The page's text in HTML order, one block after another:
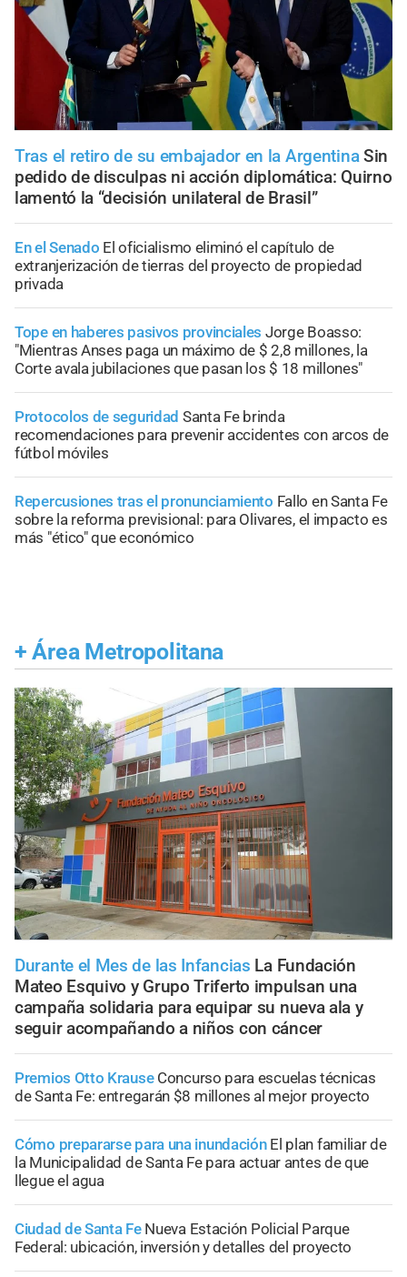
Tras el retiro de su embajador en la Argentina Sin
pedido de disculpas ni acción diplomática: Quirno
lamentó la “decisión unilateral de Brasil”
En el Senado El oficialismo eliminó el capítulo de
extranjerización de tierras del proyecto de propiedad
privada
Tope en haberes pasivos provinciales Jorge Boasso:
"Mientras Anses paga un máximo de $ 2,8 millones, la
Corte avala jubilaciones que pasan los $ 18 millones"
Protocolos de seguridad Santa Fe brinda
recomendaciones para prevenir accidentes con arcos de
fútbol móviles
Repercusiones tras el pronunciamiento Fallo en Santa Fe
sobre la reforma previsional: para Olivares, el impacto es
más "ético" que económico
+ Área Metropolitana
Durante el Mes de las Infancias La Fundación
Mateo Esquivo y Grupo Triferto impulsan una
campaña solidaria para equipar su nueva ala y
seguir acompañando a niños con cáncer
Premios Otto Krause Concurso para escuelas técnicas
de Santa Fe: entregarán $8 millones al mejor proyecto
Cómo prepararse para una inundación El plan familiar de
la Municipalidad de Santa Fe para actuar antes de que
llegue el agua
Ciudad de Santa Fe Nueva Estación Policial Parque
Federal: ubicación, inversión y detalles del proyecto